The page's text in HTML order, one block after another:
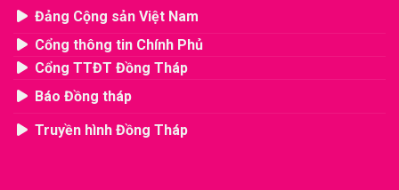
Đảng Cộng sản Việt Nam
Cổng thông tin Chính Phủ
Cổng TTĐT Đồng Tháp
Báo Đồng tháp
Truyền hình Đồng Tháp